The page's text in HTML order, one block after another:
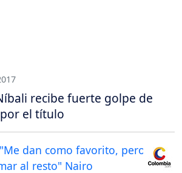
recibe fuerte golpe de
el título